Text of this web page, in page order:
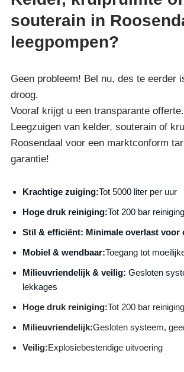
souterain in
leegpompen?
Geen probleem! Bel nu, des te eerder
droog.
Vooraf krijgt u een transparante offerte.
Leegzuigen van kelder, souterain of
Roosendaal voor een marktconform
garantie!
Krachtige zuiging:Tot 5000 liter per uur
Hoge druk reiniging:Tot 200 bar
Stil & efficiënt: Minimale overlast voor
Mobiel & wendbaar:Toegang tot
Milieuvriendelijk & veilig: Gesloten
lekkages
Hoge druk reiniging:Tot 200 bar
Milieuvriendelijk:Gesloten systeem,
Veilig:Explosiebestendige uitvoering